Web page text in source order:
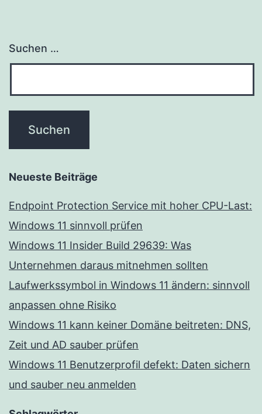
Suchen …
Neueste Beiträge
Endpoint Protection Service mit hoher CPU-Last:
Windows 11 sinnvoll prüfen
Windows 11 Insider Build 29639: Was
Unternehmen daraus mitnehmen sollten
Laufwerkssymbol in Windows 11 ändern: sinnvoll
anpassen ohne Risiko
Windows 11 kann keiner Domäne beitreten: DNS,
Zeit und AD sauber prüfen
Windows 11 Benutzerprofil defekt: Daten sichern
und sauber neu anmelden